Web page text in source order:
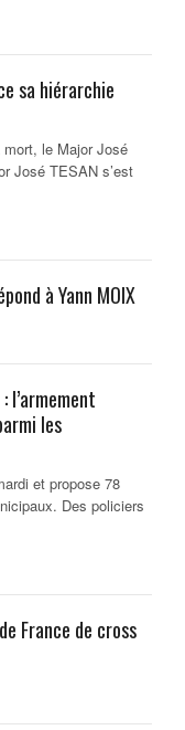
sa hiérarchie
le Major José
José TESAN s’est
à Yann MOIX
l’armement
les
et propose 78
Des policiers
France de cross